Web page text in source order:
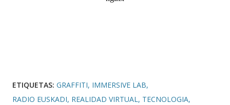
ETIQUETAS: GRAFFITI IMMERSIVE LAB
RADIO EUSKADI REALIDAD VIRTUAL TECNOLOGIA